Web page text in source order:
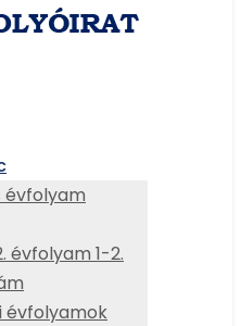
évfolyam
évfolyam 1-2.
évfolyamok